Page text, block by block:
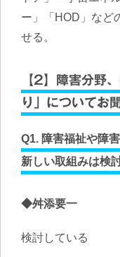
ー」「HOD」など
せる。
【2】障害分野
り」についてお
Q1. 障害福祉や障
新しい取組みは検
◆舛添要一
検討している